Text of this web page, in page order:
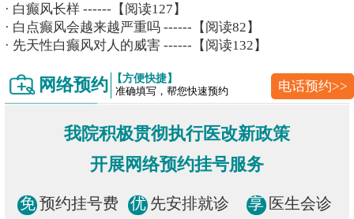
· 白癫风长样 ------【阅读127】
· 白点癫风会越来越严重吗 ------【阅读82】
· 先天性白癫风对人的威害 ------【阅读132】
网络预约 【方便快捷】
准确填写，帮您快速预约 电话预约>>
我院积极贯彻执行医改新政策
开展网络预约挂号服务
免 预约挂号费 优 先安排就诊 享 医生会诊